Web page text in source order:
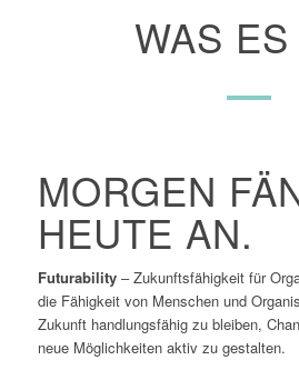
WAS
MORGEN
HEUTE AN.
Futurability– Zukunftsfähigkeit für
die Fähigkeit von Menschen und
Zukunft handlungsfähig zu bleiben,
neue Möglichkeiten aktiv zu gestalten.